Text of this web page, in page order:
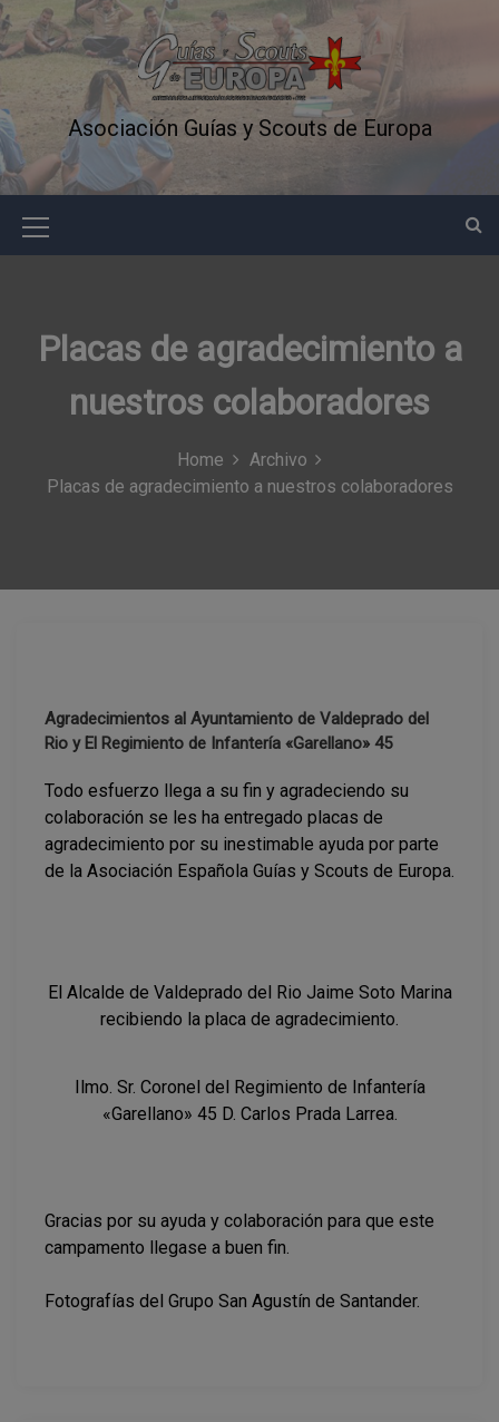
S
k
i
p
t
o
c
o
t
Asociación Guías y Scouts de Europa
M
uPlacas de agradecimiento a
nuestros colaboradores
Home
Archivo
Placas de agradecimiento a nuestros colaboradores
Agradecimientos al Ayuntamiento de Valdeprado del
Rio y El Regimiento de Infantería «Garellano» 45
Todo esfuerzo llega a su fin y agradeciendo su
colaboración se les ha entregado placas de
agradecimiento por su inestimable ayuda por parte
de la Asociación Española Guías y Scouts de Europa.
El Alcalde de Valdeprado del Rio Jaime Soto Marina
recibiendo la placa de agradecimiento.
Ilmo. Sr. Coronel del Regimiento de Infantería
«Garellano» 45 D. Carlos Prada Larrea.
Gracias por su ayuda y colaboración para que este
campamento llegase a buen fin.
Fotografías del Grupo San Agustín de Santander.